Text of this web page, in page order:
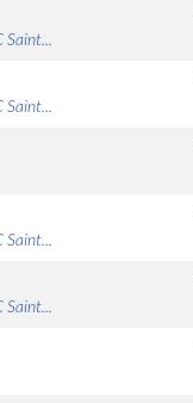
Saint...
Saint...
Saint...
Saint...